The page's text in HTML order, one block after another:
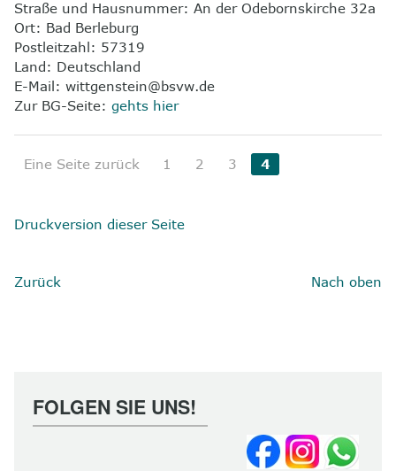
Straße und Hausnummer: An der Odebornskirche 32a
Ort: Bad Berleburg
Postleitzahl: 57319
Land: Deutschland
E-Mail: wittgenstein@bsvw.de
Zur BG-Seite:gehts hier
Eine Seite zurück 1 2 3 4
Druckversion dieser Seite
Zurück Nach oben
FOLGEN SIE UNS!